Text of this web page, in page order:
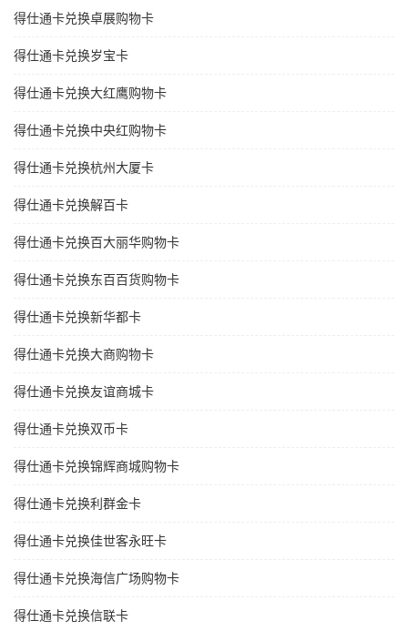
得仕通卡兑换卓展购物卡
得仕通卡兑换岁宝卡
得仕通卡兑换大红鹰购物卡
得仕通卡兑换中央红购物卡
得仕通卡兑换杭州大厦卡
得仕通卡兑换解百卡
得仕通卡兑换百大丽华购物卡
得仕通卡兑换东百百货购物卡
得仕通卡兑换新华都卡
得仕通卡兑换大商购物卡
得仕通卡兑换友谊商城卡
得仕通卡兑换双币卡
得仕通卡兑换锦辉商城购物卡
得仕通卡兑换利群金卡
得仕通卡兑换佳世客永旺卡
得仕通卡兑换海信广场购物卡
得仕通卡兑换信联卡